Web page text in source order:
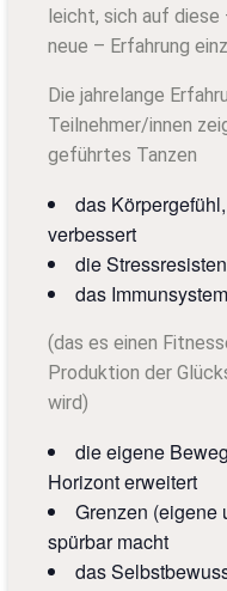
leicht, sich auf
neue – Erfahrung
Die jahrelange
Teilnehmer/innen
geführtes Tanzen
das
verbessert
die
das
(das es einen
Produktion der
wird)
die eigene
Horizont erweitert
Grenzen (eigene
spürbar macht
das